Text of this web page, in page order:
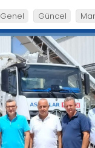
Genel Güncel